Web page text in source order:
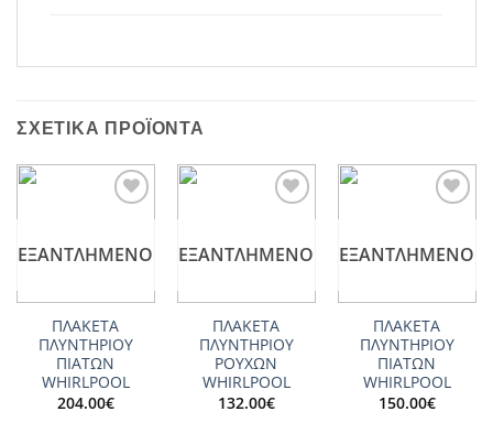
ΣΧΕΤΙΚΆ ΠΡΟΪΌΝΤΑ
ΕΞΑΝΤΛΗΜΈΝΟ
ΠΛΑΚΕΤΑ
ΠΛΥΝΤΗΡΙΟΥ
ΠΙΑΤΩΝ
WHIRLPOOL
204.00€
ΕΞΑΝΤΛΗΜΈΝΟ
ΠΛΑΚΕΤΑ
ΠΛΥΝΤΗΡΙΟΥ
ΡΟΥΧΩΝ
WHIRLPOOL
132.00€
ΕΞΑΝΤΛΗΜΈΝΟ
ΠΛΑΚΕΤΑ
ΠΛΥΝΤΗΡΙΟΥ
ΠΙΑΤΩΝ
WHIRLPOOL
150.00€